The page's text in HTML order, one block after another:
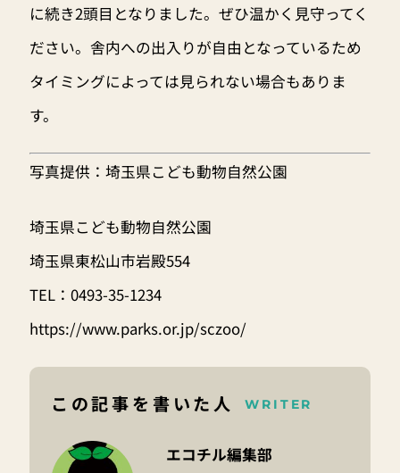
に続き2頭目となりました。ぜひ温かく見守ってく
ださい。舎内への出入りが自由となっているため
タイミングによっては見られない場合もありま
す。
写真提供：埼玉県こども動物自然公園
埼玉県こども動物自然公園
埼玉県東松山市岩殿554
TEL：0493-35-1234
https://www.parks.or.jp/sczoo/
この記事を書いた人 WRITER
エコチル編集部